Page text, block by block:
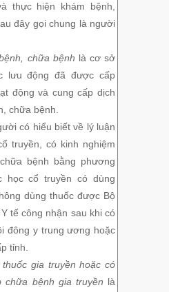
thực hiện khám bệnh,
đây gọi chung là người
chữa bệnh là cơ sở
lưu động đã được cấp
động và cung cấp dịch
chữa bệnh.
có hiểu biết về lý luận
truyền, có kinh nghiệm
bệnh bằng phương
học cổ truyền có dùng
dùng thuốc được Bộ
tế công nhận sau khi có
đông y trung ương hoặc
tỉnh.
gia truyền hoặc có
chữa bệnh gia truyền là